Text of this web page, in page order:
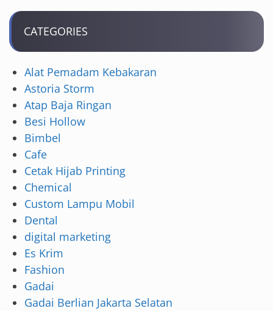
CATEGORIES
Alat Pemadam Kebakaran
Astoria Storm
Atap Baja Ringan
Besi Hollow
Bimbel
Cafe
Cetak Hijab Printing
Chemical
Custom Lampu Mobil
Dental
digital marketing
Es Krim
Fashion
Gadai
Gadai Berlian Jakarta Selatan